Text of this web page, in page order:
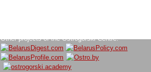
Other projects of the Ostrogorski Centre: